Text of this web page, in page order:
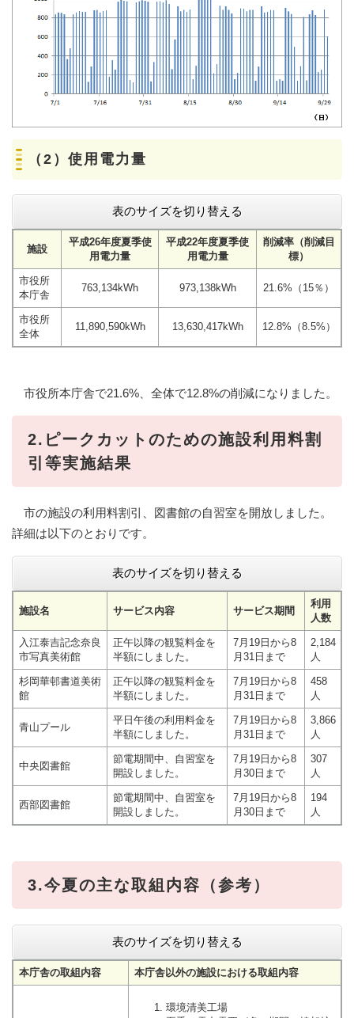
（2）使用電力量
表のサイズを切り替える
施設
平成26年度夏季使
用電力量
平成22年度夏季使
用電力量
削減率（削減目
標）
市役所
本庁舎
763,134kWh 973,138kWh 21.6%（15％）
市役所
全体
11,890,590kWh 13,630,417kWh 12.8%（8.5%）
市役所本庁舎で21.6%、全体で12.8%の削減になりました。
2.ピークカットのための施設利用料割
引等実施結果
市の施設の利用料割引、図書館の自習室を開放しました。
詳細は以下のとおりです。
表のサイズを切り替える
施設名 サービス内容 サービス期間
利用
人数
入江泰吉記念奈良
市写真美術館
正午以降の観覧料金を
半額にしました。
7月19日から8
月31日まで
2,184
人
杉岡華邨書道美術
館
正午以降の観覧料金を
半額にしました。
7月19日から8
月31日まで
458
人
青山プール
平日午後の利用料金を
半額にしました。
7月19日から8
月31日まで
3,866
人
中央図書館
節電期間中、自習室を
開設しました。
7月19日から8
月30日まで
307
人
西部図書館
節電期間中、自習室を
開設しました。
7月19日から8
月30日まで
194
人
3.今夏の主な取組内容（参考）
表のサイズを切り替える
本庁舎の取組内容 本庁舎以外の施設における取組内容
環境清美工場